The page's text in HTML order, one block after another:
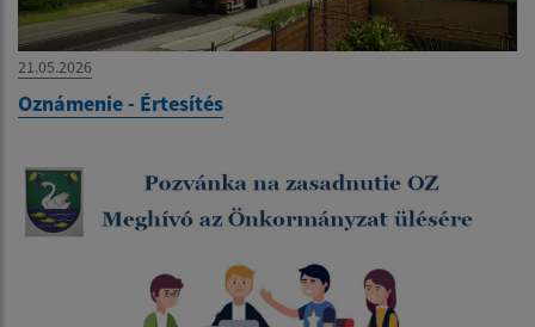
21.05.2026
Oznámenie - Értesítés